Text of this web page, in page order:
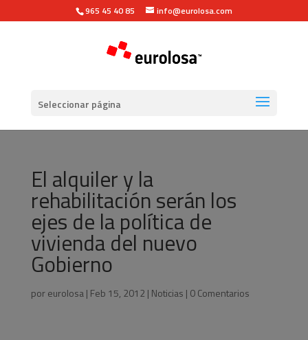
965 45 40 85 info@eurolosa.com
Seleccionar página
El alquiler y la
rehabilitación serán los
ejes de la política de
vivienda del nuevo
Gobierno
poreurolosa| Feb 15, 2012 | Noticias | 0 Comentarios